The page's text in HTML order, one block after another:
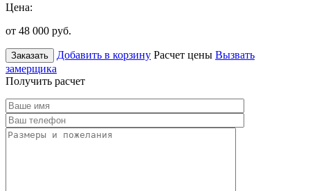
Цена:
от 48 000 руб.
Заказать Добавить в корзину Расчет цены Вызвать
замерщика
Получить расчет